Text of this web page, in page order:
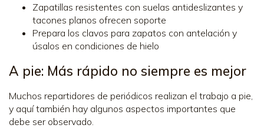
Zapatillas resistentes con suelas antideslizantes y
tacones planos ofrecen soporte
Prepara los clavos para zapatos con antelación y
úsalos en condiciones de hielo
A pie: Más rápido no siempre es mejor
Muchos repartidores de periódicos realizan el trabajo a pie,
y aquí también hay algunos aspectos importantes que
debe ser observado.